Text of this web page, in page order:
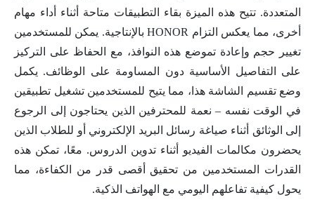
المتعددة. تتيح هذه الميزة بقاء التطبيقات متاحة أثناء أداء مهام
أخرى، مما يعكس التزام HONOR بالإنتاجية. يمكن للمستخدمين
تغيير حجم وإعادة تموضع هذه النوافذ، مع الحفاظ على التركيز
على التفاصيل الأساسية دون المساومة على الوظائف. يكمل
وضع تقسيم الشاشة هذا، مما يتيح للمستخدمين تشغيل تطبيقين
في الوقت نفسه – نعمة للمحترفين الذين يحتاجون إلى الرجوع
إلى الوثائق أثناء صياغة رسائل البريد الإلكتروني أو للطلاب الذين
يحضرون مكالمات الفيديو أثناء تدوين الدروس. معًا، تمكن هذه
القدرات المستخدمين من تحقيق أقصى قدر من الكفاءة، مما
يحول كيفية تفاعلهم اليومي مع الهواتف الذكية.